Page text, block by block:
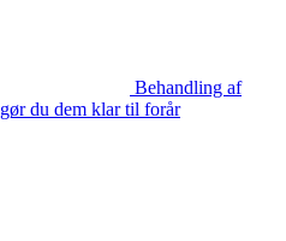
Behandling af
du dem klar til forår